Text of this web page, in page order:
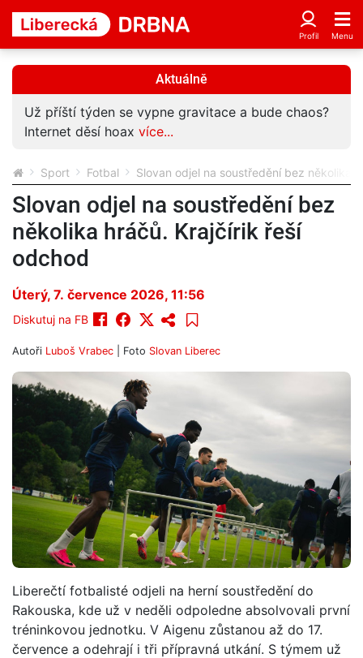
Aktuálně
Už příští týden se vypne gravitace a bude chaos?
Internet děsí hoax více...
Sport Fotbal Slovan odjel na soustředění bez několika
Slovan odjel na soustředění bez
několika hráčů. Krajčírik řeší
odchod
Úterý, 7. července 2026, 11:56
Diskutuj na FB
Autoři Luboš Vrabec | Foto Slovan Liberec
Liberečtí fotbalisté odjeli na herní soustředění do
Rakouska, kde už v neděli odpoledne absolvovali první
tréninkovou jednotku. V Aigenu zůstanou až do 17.
července a odehrají i tři přípravná utkání. S týmem už